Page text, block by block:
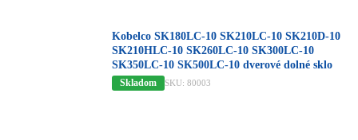
Kobelco SK180LC-10 SK210LC-10 SK210D-10
SK210HLC-10 SK260LC-10 SK300LC-10
SK350LC-10 SK500LC-10 dverové dolné sklo
Skladom SKU: 80003